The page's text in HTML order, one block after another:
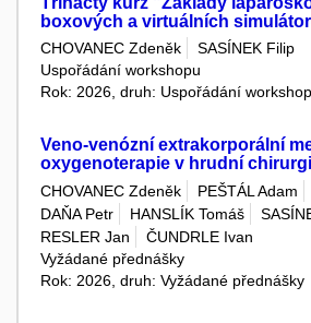
boxových a virtuálních
CHOVANEC Zdeněk
SASÍNEK Filip
Uspořádání workshopu
Rok: 2026, druh: Uspořádání
Veno-venózní extrakorporální
oxygenoterapie v hrudní
CHOVANEC Zdeněk PEŠTÁL Adam
DAŇA Petr
HANSLÍK Tomáš
RESLER Jan
ČUNDRLE Ivan
Vyžádané přednášky
Rok: 2026, druh: Vyžádané přednášky